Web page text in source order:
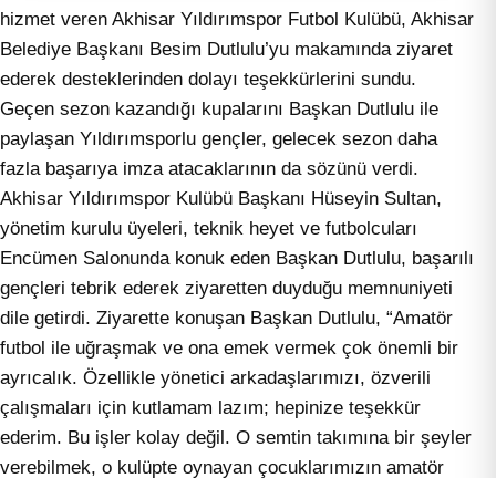
hizmet veren Akhisar Yıldırımspor Futbol Kulübü, Akhisar
Belediye Başkanı Besim Dutlulu’yu makamında ziyaret
ederek desteklerinden dolayı teşekkürlerini sundu.
Geçen sezon kazandığı kupalarını Başkan Dutlulu ile
paylaşan Yıldırımsporlu gençler, gelecek sezon daha
fazla başarıya imza atacaklarının da sözünü verdi.
Akhisar Yıldırımspor Kulübü Başkanı Hüseyin Sultan,
yönetim kurulu üyeleri, teknik heyet ve futbolcuları
Encümen Salonunda konuk eden Başkan Dutlulu, başarılı
gençleri tebrik ederek ziyaretten duyduğu memnuniyeti
dile getirdi. Ziyarette konuşan Başkan Dutlulu, “Amatör
futbol ile uğraşmak ve ona emek vermek çok önemli bir
ayrıcalık. Özellikle yönetici arkadaşlarımızı, özverili
çalışmaları için kutlamam lazım; hepinize teşekkür
ederim. Bu işler kolay değil. O semtin takımına bir şeyler
verebilmek, o kulüpte oynayan çocuklarımızın amatör